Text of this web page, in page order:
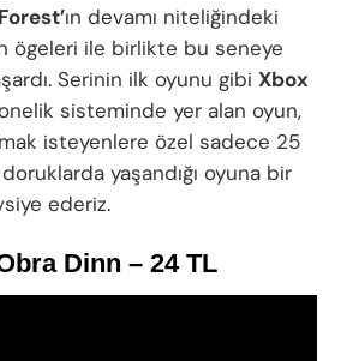
ın devamı niteliğindeki
ögeleri ile birlikte bu seneye
Serinin ilk oyunu gibi Xbox
sisteminde yer alan oyun,
isteyenlere özel sadece 25
yaşandığı oyuna bir
ederiz.
Dinn – 24 TL